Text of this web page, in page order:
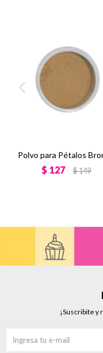
Polvo para Pétalos
$ 127 $149
¡Suscribite y